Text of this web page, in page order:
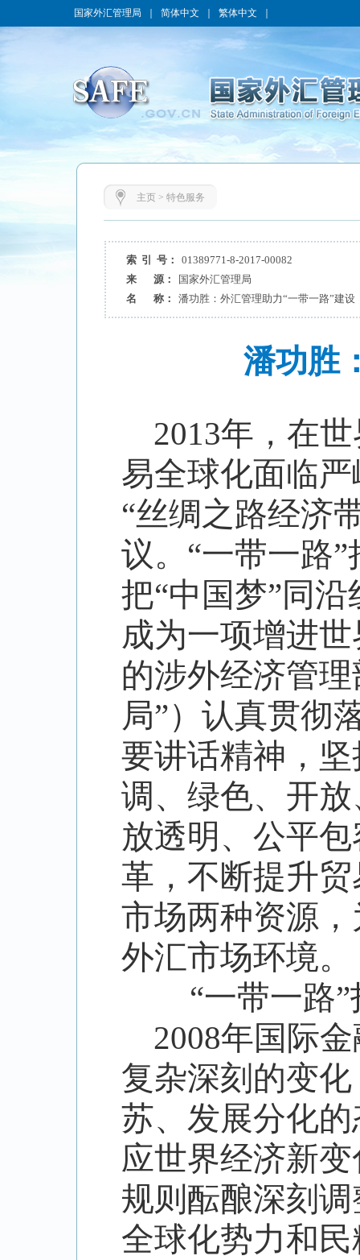
国家外汇管理局 简体中文 繁体中文
主页> 特色服务
索 引 号：
01389771-8-2017-00082
来 源：
国家外汇管理局
名 称：
潘功胜：外汇管理助力“一带一路”建设
潘功胜
2013年，在
易全球化面临
“丝绸之路经济
议。 “一带一路”
把“中国梦”同
成为一项增进
的涉外经济管
局”）认真贯彻
要讲话精神，
调、绿色、开
放透明、公平
革，不断提升
市场两种资源，
外汇市场环境。
“一带一路”
2008年国际
复杂深刻的变
苏、发展分化
应世界经济新
规则酝酿深刻
全球化势力和